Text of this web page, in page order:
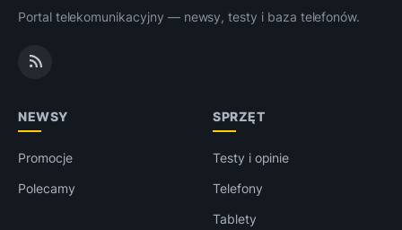
Portal telekomunikacyjny — newsy, testy i baza telefonów.
NEWSY
Promocje
Polecamy
SPRZĘT
Testy i opinie
Telefony
Tablety